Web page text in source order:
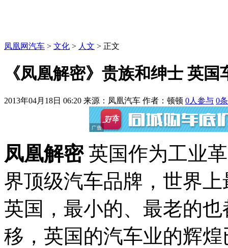
凤凰网汽车 > 文化 > 人文 > 正文
《凤凰解密》贵族和绅士 英国
2013年04月18日 06:20 来源：凤凰汽车 作者： 顿顿 0人参与 0
凤凰解密英国作为工业
界顶级汽车品牌，世界
英国，最小的、最老的
移，英国的汽车业的辉